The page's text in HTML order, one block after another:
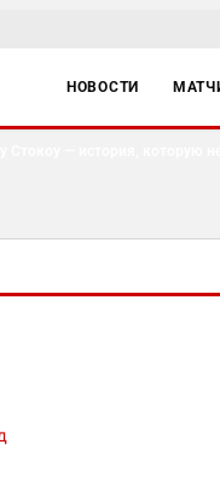
НОВОСТИ
— история, которую не